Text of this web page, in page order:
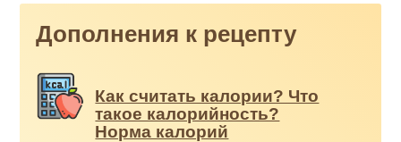
Дополнения к рецепту
Как считать калории? Что
такое калорийность?
Норма калорий